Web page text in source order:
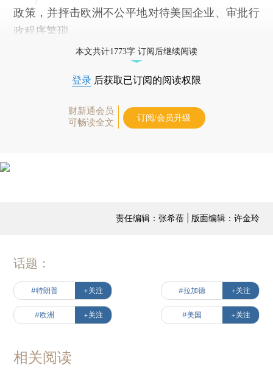
政策，并抨击欧洲不公平地对待美国企业、审批行
政程序繁琐。
本文共计1773字 订阅后继续阅读
登录 后获取已订阅的阅读权限
财新通会员
可畅读全文
订阅/会员升级
责任编辑：张希蓓 | 版面编辑：许金玲
话题：
#特朗普 +关注 #拉加德 +关注
#欧洲 +关注 #美国 +关注
相关阅读